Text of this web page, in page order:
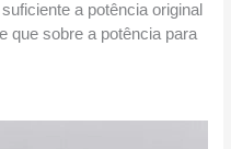
a potência original
que sobre a potência para